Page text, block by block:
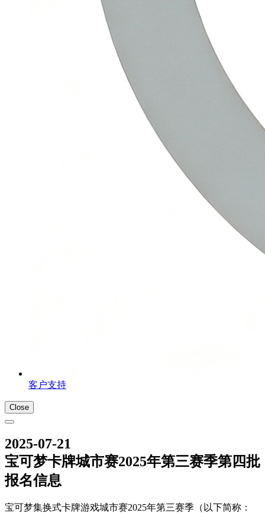
客户支持
Close
2025-07-21
宝可梦卡牌城市赛2025年第三赛季第四批
报名信息
宝可梦集换式卡牌游戏城市赛2025年第三赛季（以下简称：